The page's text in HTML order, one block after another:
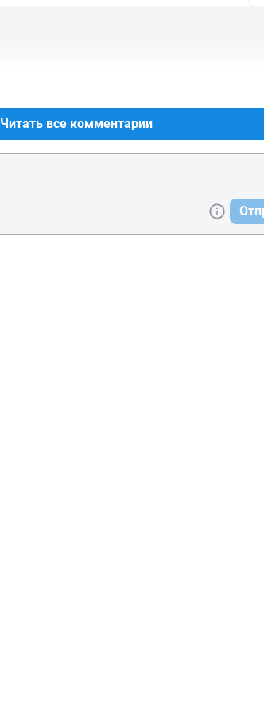
Читать все комментарии